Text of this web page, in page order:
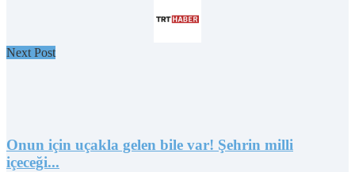
Next Post
Onun için uçakla gelen bile var! Şehrin milli
içeceği...